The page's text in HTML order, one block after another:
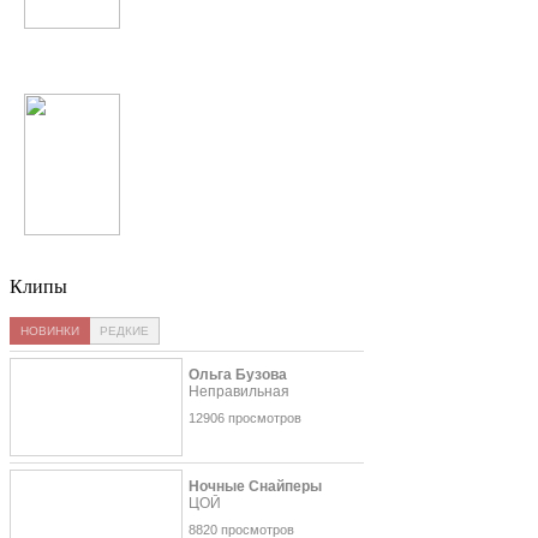
Клипы
НОВИНКИ РЕДКИЕ
Ольга Бузова
Неправильная
12906 просмотров
Ночные Снайперы
ЦОЙ
8820 просмотров